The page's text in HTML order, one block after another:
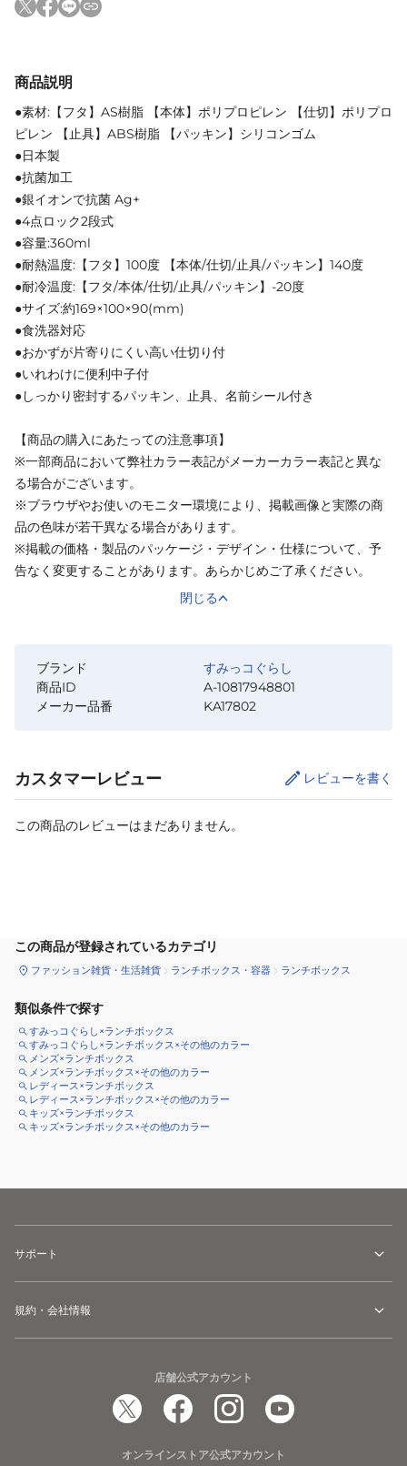
商品説明
●素材:【フタ】AS樹脂 【本体】ポリプロピレン 【仕切】ポリプロ
ピレン 【止具】ABS樹脂 【パッキン】シリコンゴム
●日本製
●抗菌加工
●銀イオンで抗菌 Ag+
●4点ロック2段式
●容量:360ml
●耐熱温度:【フタ】100度 【本体/仕切/止具/パッキン】140度
●耐冷温度:【フタ/本体/仕切/止具/パッキン】-20度
●サイズ:約169×100×90(mm)
●食洗器対応
●おかずが片寄りにくい高い仕切り付
●いれわけに便利中子付
●しっかり密封するパッキン、止具、名前シール付き
【商品の購入にあたっての注意事項】
※一部商品において弊社カラー表記がメーカーカラー表記と異な
る場合がございます。
※ブラウザやお使いのモニター環境により、掲載画像と実際の商
品の色味が若干異なる場合があります。
※掲載の価格・製品のパッケージ・デザイン・仕様について、予
告なく変更することがあります。あらかじめご了承ください。
閉じる
ブランド
すみっコぐらし
商品ID
A-10817948801
メーカー品番
KA17802
カスタマーレビュー レビューを書く
この商品のレビューはまだありません。
この商品が登録されているカテゴリ
ファッション雑貨・生活雑貨 ランチボックス・容器 ランチボックス
類似条件で探す
すみっコぐらし×ランチボックス
すみっコぐらし×ランチボックス×その他のカラー
メンズ×ランチボックス
メンズ×ランチボックス×その他のカラー
レディース×ランチボックス
レディース×ランチボックス×その他のカラー
キッズ×ランチボックス
キッズ×ランチボックス×その他のカラー
サポート
規約・会社情報
店舗公式アカウント
オンラインストア公式アカウント